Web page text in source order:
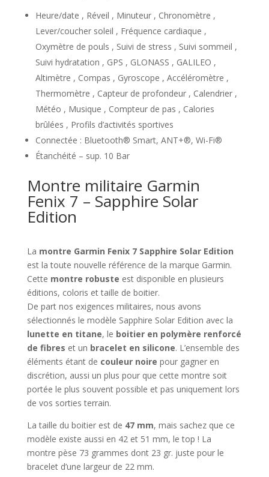
Heure/date , Réveil , Minuteur , Chronomètre ,
Lever/coucher soleil , Fréquence cardiaque ,
Oxymètre de pouls , Suivi de stress , Suivi sommeil ,
Suivi hydratation , GPS , GLONASS , GALILEO ,
Altimètre , Compas , Gyroscope , Accéléromètre ,
Thermomètre , Capteur de profondeur , Calendrier ,
Météo , Musique , Compteur de pas , Calories
brûlées , Profils d’activités sportives
Connectée : Bluetooth® Smart, ANT+®, Wi-Fi®
Étanchéité – sup. 10 Bar
Montre militaire Garmin
Fenix 7 – Sapphire Solar
Edition
La montre Garmin Fenix 7 Sapphire Solar Edition
est la toute nouvelle référence de la marque Garmin.
Cette montre robuste est disponible en plusieurs
éditions, coloris et taille de boitier.
De part nos exigences militaires, nous avons
sélectionnés le modèle Sapphire Solar Edition avec la
lunette en titane, le boitier en polymère renforcé
de fibres et un bracelet en silicone. L’ensemble des
éléments étant de couleur noire pour gagner en
discrétion, aussi un plus pour que cette montre soit
portée le plus souvent possible et pas uniquement lors
de vos sorties terrain.
La taille du boitier est de 47 mm, mais sachez que ce
modèle existe aussi en 42 et 51 mm, le top ! La
montre pèse 73 grammes dont 23 gr. juste pour le
bracelet d’une largeur de 22 mm.